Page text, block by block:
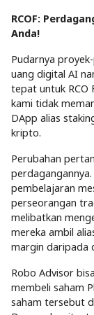
RCOF:
Anda!
Pudarnya
uang digital AI
tepat untuk RCO
kami tidak
DApp alias
kripto.
Perubahan
pembelajaran
perseorangan
melibatkan
mereka ambil
margin daripada
Robo Advisor
membeli saham
saham tersebut